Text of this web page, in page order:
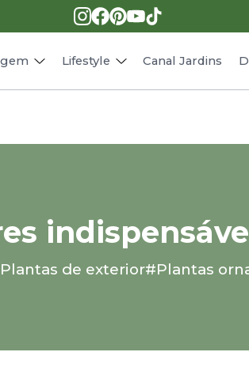
Lifestyle
Receitas
Canal Jardins
de exterior#Plantas